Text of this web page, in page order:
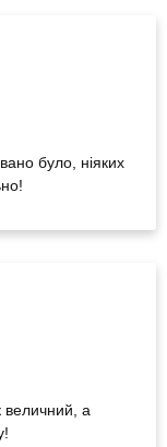
було, ніяких
величний, а